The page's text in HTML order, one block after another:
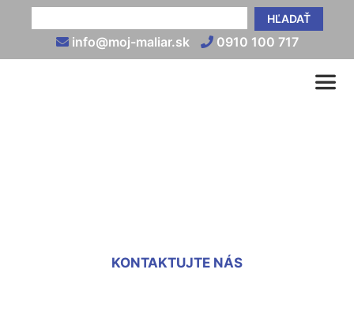
HĽADAŤ
info@moj-maliar.sk 0910 100 717
KONTAKTUJTE NÁS